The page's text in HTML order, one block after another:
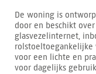
De woning is
door en beschikt
glasvezelinternet,
rolstoeltoegankelijke
voor een lichte en
voor dagelijks